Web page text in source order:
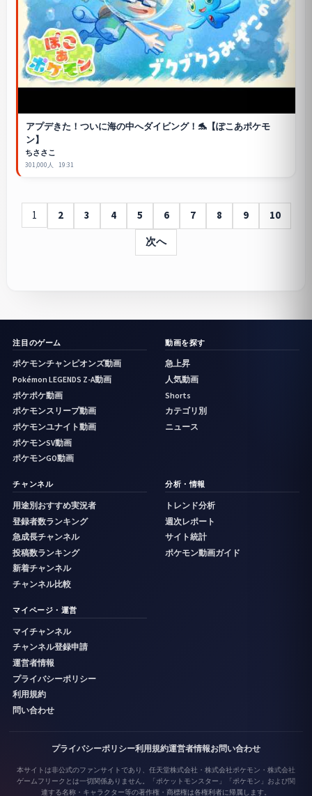
アプデきた！ついに海の中へダイビング！🐬【ぽこあポケモ
ン】
ちささこ
301,000人 19:31
1 2 3 4 5 6 7 8 9
10
次へ
注目のゲーム
ポケモンチャンピオンズ動画
Pokémon LEGENDS Z-A動画
ポケポケ動画
ポケモンスリープ動画
ポケモンユナイト動画
ポケモンSV動画
ポケモンGO動画
動画を探す
急上昇
人気動画
Shorts
カテゴリ別
ニュース
チャンネル
用途別おすすめ実況者
登録者数ランキング
急成長チャンネル
投稿数ランキング
新着チャンネル
チャンネル比較
分析・情報
トレンド分析
週次レポート
サイト統計
ポケモン動画ガイド
マイページ・運営
マイチャンネル
チャンネル登録申請
運営者情報
プライバシーポリシー
利用規約
問い合わせ
プライバシーポリシー利用規約運営者情報お問い合わせ
本サイトは非公式のファンサイトであり、任天堂株式会社・株式会社ポケモン・株式会社
ゲームフリークとは一切関係ありません。「ポケットモンスター」「ポケモン」および関
連する名称・キャラクター等の著作権・商標権は各権利者に帰属します。